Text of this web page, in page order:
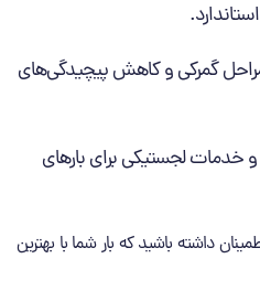
گمرکی و کاهش پیچیدگی‌های
و خدمات لجستیکی برای بارهای
داشته باشید که بار شما با بهترین